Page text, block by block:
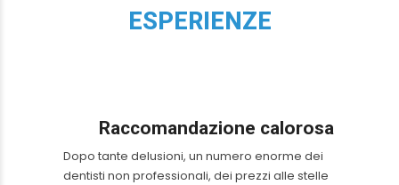
ESPERIENZE
Raccomandazione calorosa
Dopo tante delusioni, un numero enorme dei
dentisti non professionali, dei prezzi alle stelle